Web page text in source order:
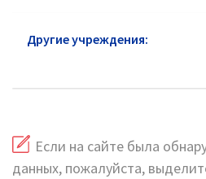
Другие учреждения:
Если на сайте была
данных, пожалуйста,